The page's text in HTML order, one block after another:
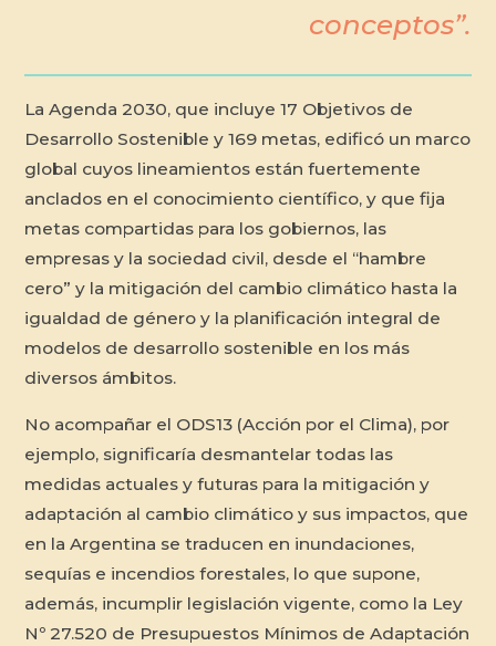
conceptos”.
La Agenda 2030, que incluye 17 Objetivos de
Desarrollo Sostenible y 169 metas, edificó un marco
global cuyos lineamientos están fuertemente
anclados en el conocimiento científico, y que fija
metas compartidas para los gobiernos, las
empresas y la sociedad civil, desde el “hambre
cero” y la mitigación del cambio climático hasta la
igualdad de género y la planificación integral de
modelos de desarrollo sostenible en los más
diversos ámbitos.
No acompañar el ODS13 (Acción por el Clima), por
ejemplo, significaría desmantelar todas las
medidas actuales y futuras para la mitigación y
adaptación al cambio climático y sus impactos, que
en la Argentina se traducen en inundaciones,
sequías e incendios forestales, lo que supone,
además, incumplir legislación vigente, como la Ley
Nº 27.520 de Presupuestos Mínimos de Adaptación